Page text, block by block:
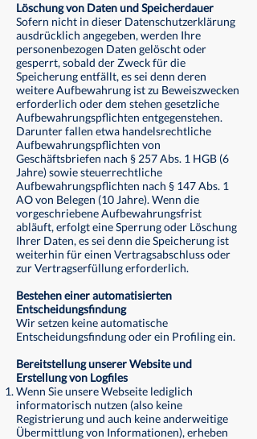
Löschung von Daten und Speicherdauer
Sofern nicht in dieser Datenschutzerklärung
ausdrücklich angegeben, werden Ihre
personenbezogen Daten gelöscht oder
gesperrt, sobald der Zweck für die
Speicherung entfällt, es sei denn deren
weitere Aufbewahrung ist zu Beweiszwecken
erforderlich oder dem stehen gesetzliche
Aufbewahrungspflichten entgegenstehen.
Darunter fallen etwa handelsrechtliche
Aufbewahrungspflichten von
Geschäftsbriefen nach § 257 Abs. 1 HGB (6
Jahre) sowie steuerrechtliche
Aufbewahrungspflichten nach § 147 Abs. 1
AO von Belegen (10 Jahre). Wenn die
vorgeschriebene Aufbewahrungsfrist
abläuft, erfolgt eine Sperrung oder Löschung
Ihrer Daten, es sei denn die Speicherung ist
weiterhin für einen Vertragsabschluss oder
zur Vertragserfüllung erforderlich.
Bestehen einer automatisierten
Entscheidungsfindung
Wir setzen keine automatische
Entscheidungsfindung oder ein Profiling ein.
Bereitstellung unserer Website und
Erstellung von Logfiles
Wenn Sie unsere Webseite lediglich
informatorisch nutzen (also keine
Registrierung und auch keine anderweitige
Übermittlung von Informationen), erheben